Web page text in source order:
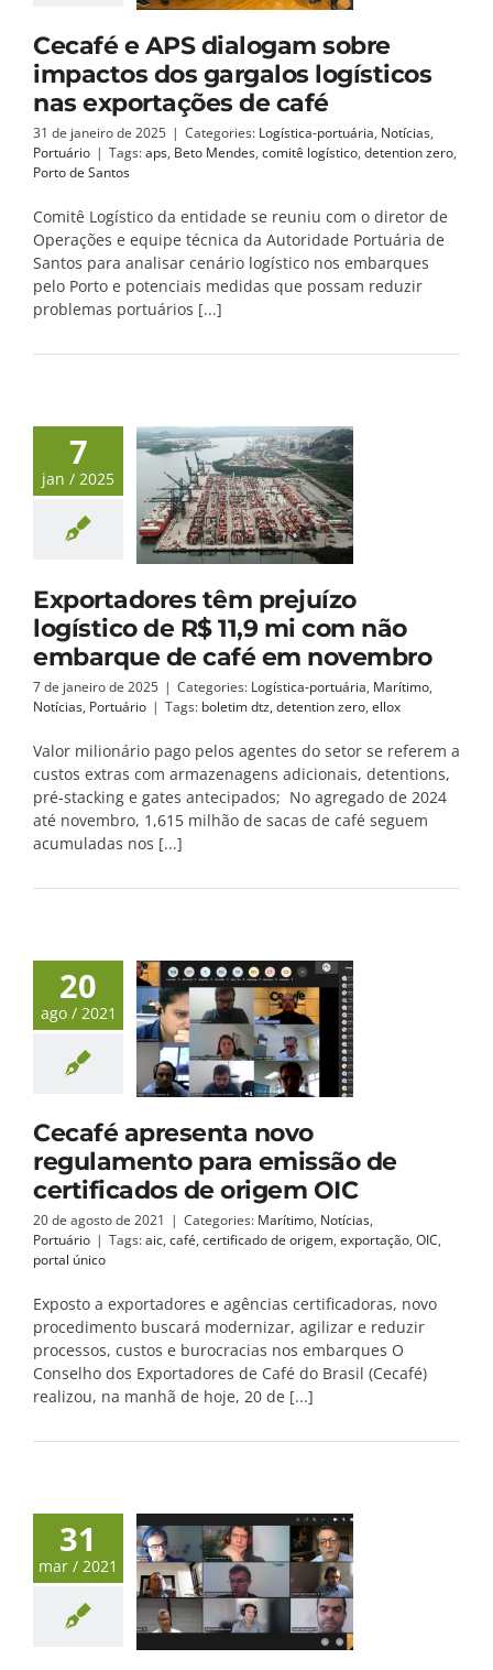
Cecafé e APS dialogam sobre
impactos dos gargalos logísticos
nas exportações de café
31 de janeiro de 2025 | Categories: Logística-portuária, Notícias,
Portuário | Tags:aps, Beto Mendes, comitê logístico, detention zero,
Porto de Santos
Comitê Logístico da entidade se reuniu com o diretor de
Operações e equipe técnica da Autoridade Portuária de
Santos para analisar cenário logístico nos embarques
pelo Porto e potenciais medidas que possam reduzir
problemas portuários [...]
7
jan / 2025
Exportadores têm prejuízo
logístico de R$ 11,9 mi com não
embarque de café em novembro
7 de janeiro de 2025 | Categories: Logística-portuária, Marítimo,
Notícias, Portuário | Tags: boletim dtz, detention zero, ellox
Valor milionário pago pelos agentes do setor se referem a
custos extras com armazenagens adicionais, detentions,
pré-stacking e gates antecipados; No agregado de 2024
até novembro, 1,615 milhão de sacas de café seguem
acumuladas nos [...]
20
ago / 2021
Cecafé apresenta novo
regulamento para emissão de
certificados de origem OIC
20 de agosto de 2021 | Categories: Marítimo, Notícias,
Portuário | Tags:aic, café, certificado de origem, exportação, OIC,
portal único
Exposto a exportadores e agências certificadoras, novo
procedimento buscará modernizar, agilizar e reduzir
processos, custos e burocracias nos embarques O
Conselho dos Exportadores de Café do Brasil (Cecafé)
realizou, na manhã de hoje, 20 de [...]
31
mar / 2021